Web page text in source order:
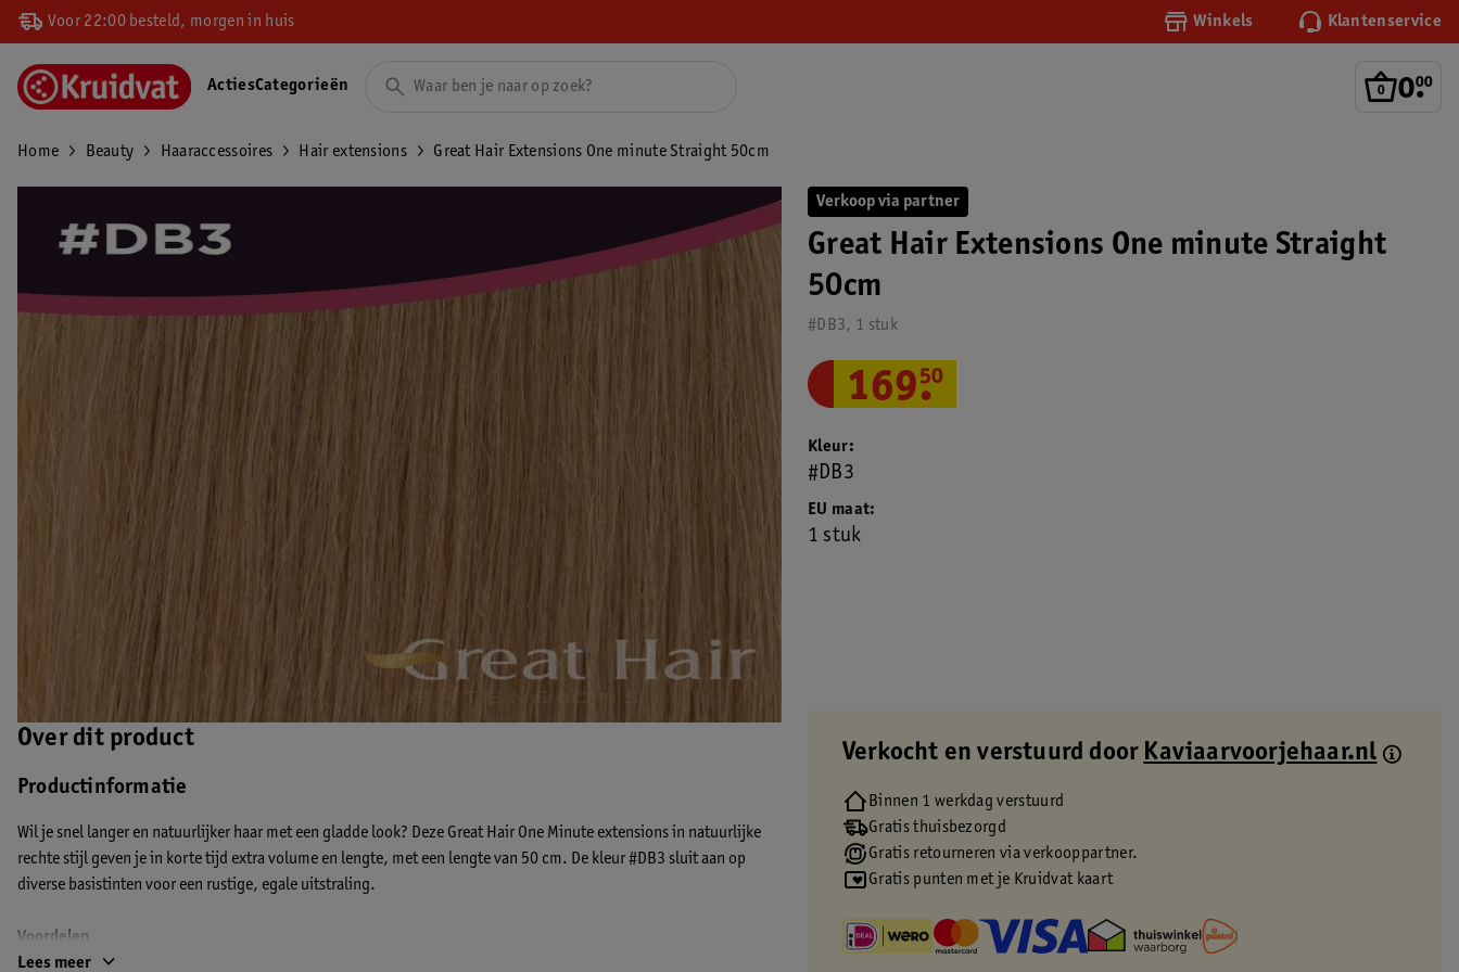
Voor 22:00 besteld, morgen in huis Winkels Klantenservice
0.
00
ActiesCategorieën
Home Beauty Haaraccessoires Hair extensions Great Hair Extensions One minute Straight 50cm
Over dit product
Productinformatie
Wil je snel langer en natuurlijker haar met een gladde look? Deze Great Hair One Minute extensions in natuurlijke
rechte stijl geven je in korte tijd extra volume en lengte, met een lengte van 50 cm. De kleur #DB3 sluit aan op
diverse basistinten voor een rustige, egale uitstraling.
Voordelen
Een natuurlijke, rechte haarlook dankzij de 50 cm lengte
Lees meer
Verkoop via partner
Great Hair Extensions One minute Straight
50cm
#DB3, 1 stuk
169.
50
EU maat
1 stuk
Kleur
#DB3
Verkocht en verstuurd door Kaviaarvoorjehaar.nl
Binnen 1 werkdag verstuurd
Gratis thuisbezorgd
Gratis retourneren via verkooppartner.
Gratis punten met je Kruidvat kaart